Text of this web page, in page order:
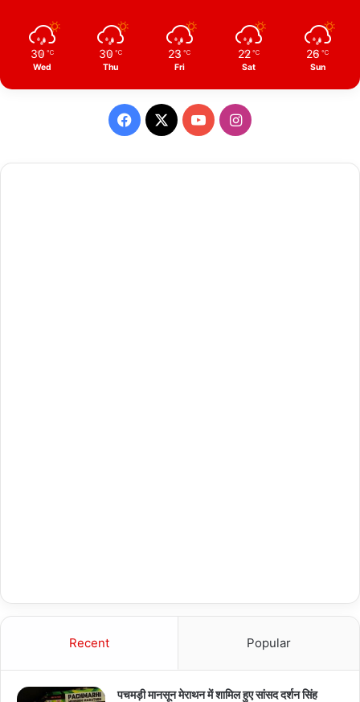
30 ℃
Wed
30 ℃
Thu
23 ℃
Fri
22 ℃
Sat
26 ℃
Sun
Facebook
X YouTubeInstagram
Recent Popular
पचमड़ी मानसून मेराथन में शामिल हुए सांसद दर्शन सिंह